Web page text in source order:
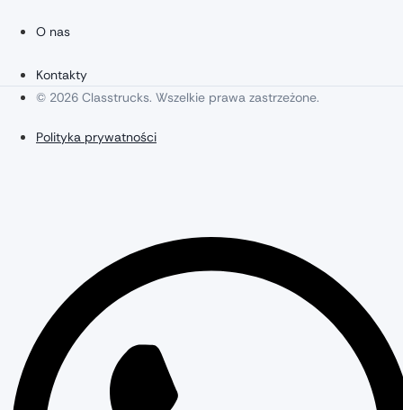
O nas
Kontakty
© 2026 Classtrucks. Wszelkie prawa zastrzeżone.
Polityka prywatności